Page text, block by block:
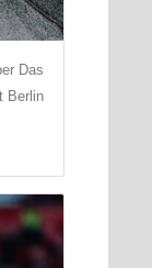
Das
Berlin